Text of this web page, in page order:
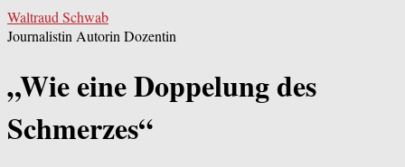
Waltraud Schwab
Journalistin Autorin Dozentin
„Wie eine Doppelung des
Schmerzes“